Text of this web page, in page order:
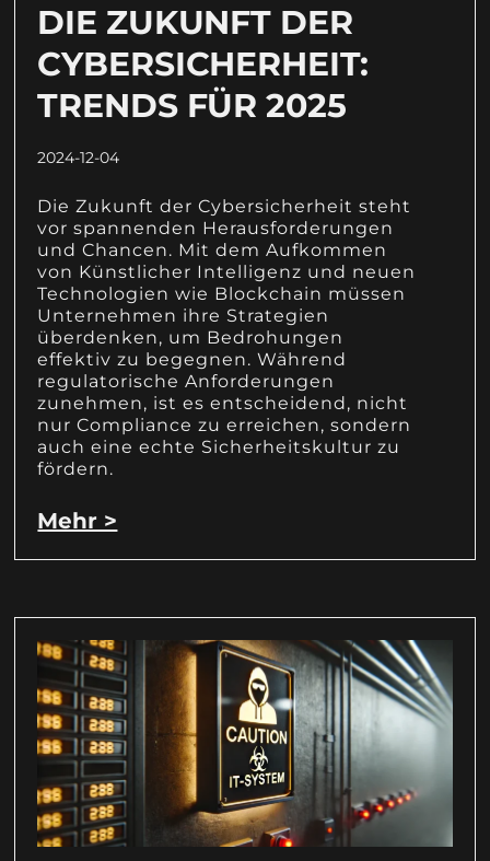
DIE ZUKUNFT DER
CYBERSICHERHEIT:
TRENDS FÜR 2025
2024-12-04
Die Zukunft der Cybersicherheit steht
vor spannenden Herausforderungen
und Chancen. Mit dem Aufkommen
von Künstlicher Intelligenz und neuen
Technologien wie Blockchain müssen
Unternehmen ihre Strategien
überdenken, um Bedrohungen
effektiv zu begegnen. Während
regulatorische Anforderungen
zunehmen, ist es entscheidend, nicht
nur Compliance zu erreichen, sondern
auch eine echte Sicherheitskultur zu
fördern.
Mehr >